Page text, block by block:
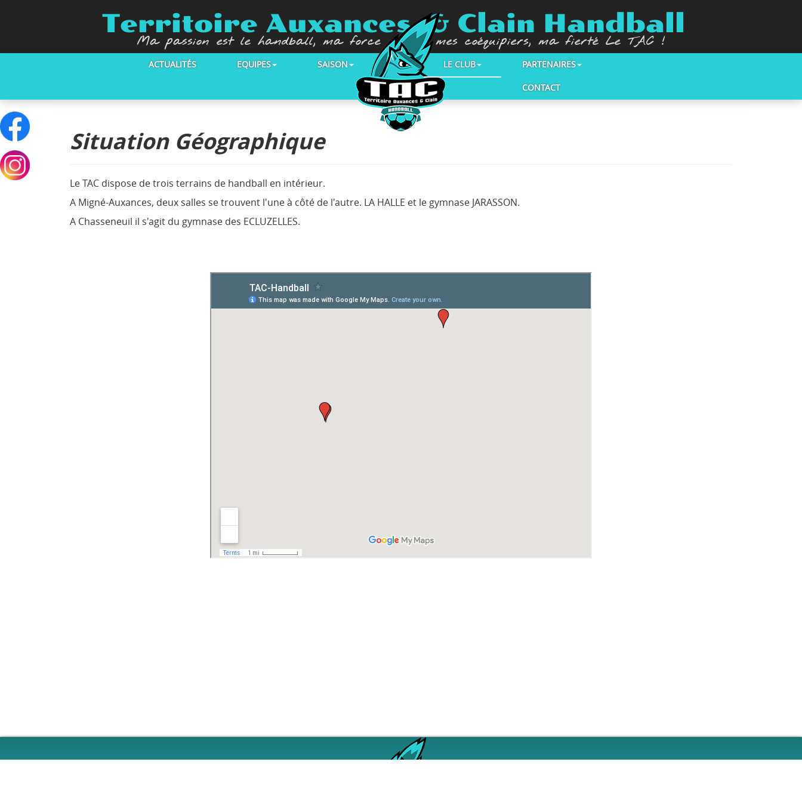
Territoire Auxances & Clain Handball
Ma passion est le handball, ma force mes coéquipiers, ma fierté Le TAC !
ACTUALITÉS EQUIPES SAISON - - - LE CLUB PARTENAIRES
CONTACT
Situation Géographique
Le TAC dispose de trois terrains de handball en intérieur.
A Migné-Auxances, deux salles se trouvent l'une à côté de l'autre. LA HALLE et le gymnase JARASSON.
A Chasseneuil il s'agit du gymnase des ECLUZELLES.